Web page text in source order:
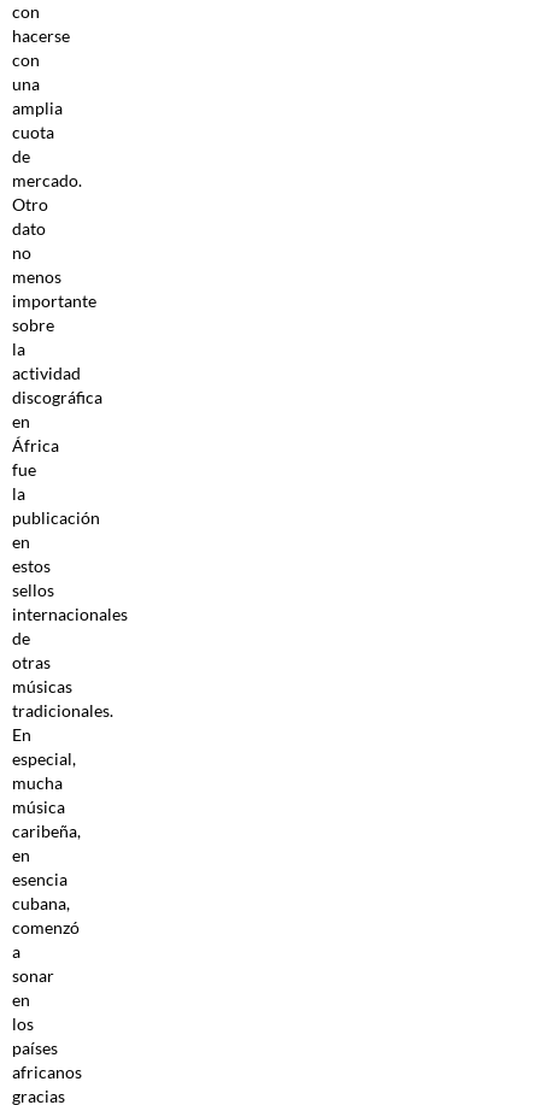
con
hacerse
con
una
amplia
cuota
de
mercado.
Otro
dato
no
menos
importante
sobre
la
actividad
discográfica
en
África
fue
la
publicación
en
estos
sellos
internacionales
de
otras
músicas
tradicionales.
En
especial,
mucha
música
caribeña,
en
esencia
cubana,
comenzó
a
sonar
en
los
países
africanos
gracias